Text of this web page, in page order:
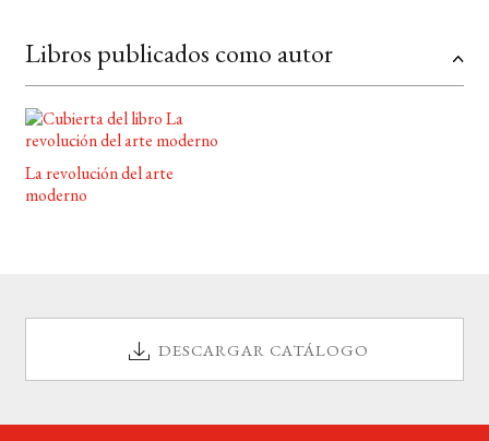
Libros publicados como autor
La revolución del arte
moderno
DESCARGAR CATÁLOGO